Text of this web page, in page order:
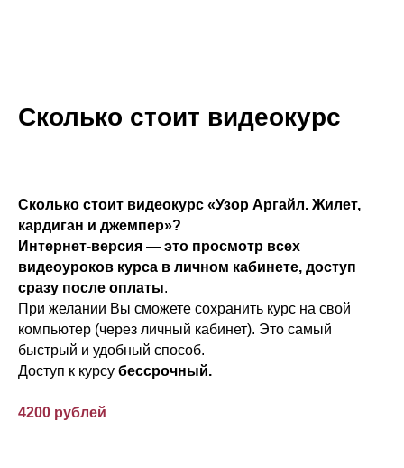
Сколько стоит видеокурс
Сколько стоит видеокурс «Узор Аргайл. Жилет,
кардиган и джемпер»?
Интернет-версия — это просмотр всех
видеоуроков курса в личном кабинете, доступ
сразу после оплаты.
При желании Вы сможете сохранить курс на свой
компьютер (через личный кабинет). Это самый
быстрый и удобный способ.
Доступ к курсу бессрочный.
4200 рублей